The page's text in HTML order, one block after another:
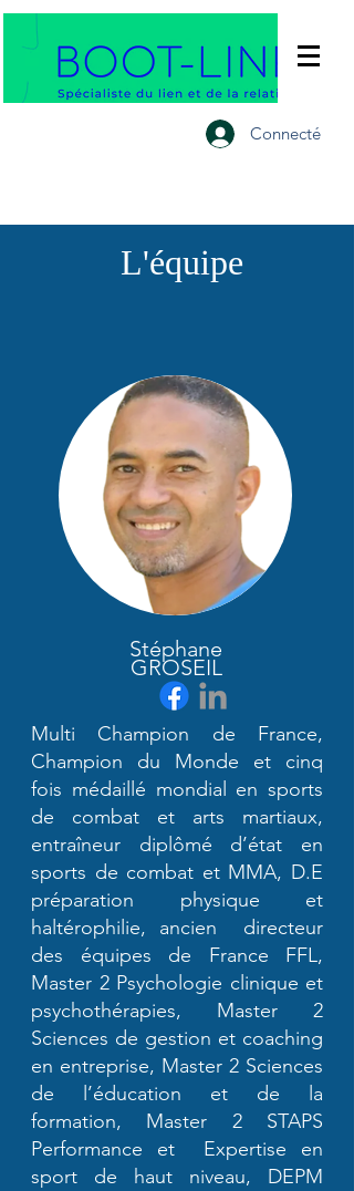
Connecté
L'équipe
Stéphane
GROSEIL
Multi Champion de France,
Champion du Monde et cinq
fois médaillé mondial en sports
de combat et arts martiaux,
entraîneur diplômé d’état en
sports de combat et MMA, D.E
préparation physique et
haltérophilie, ancien directeur
des équipes de France FFL,
Master 2 Psychologie clinique et
psychothérapies, Master 2
Sciences de gestion et coaching
en entreprise, Master 2 Sciences
de l’éducation et de la
formation, Master 2 STAPS
Performance et Expertise en
sport de haut niveau, DEPM